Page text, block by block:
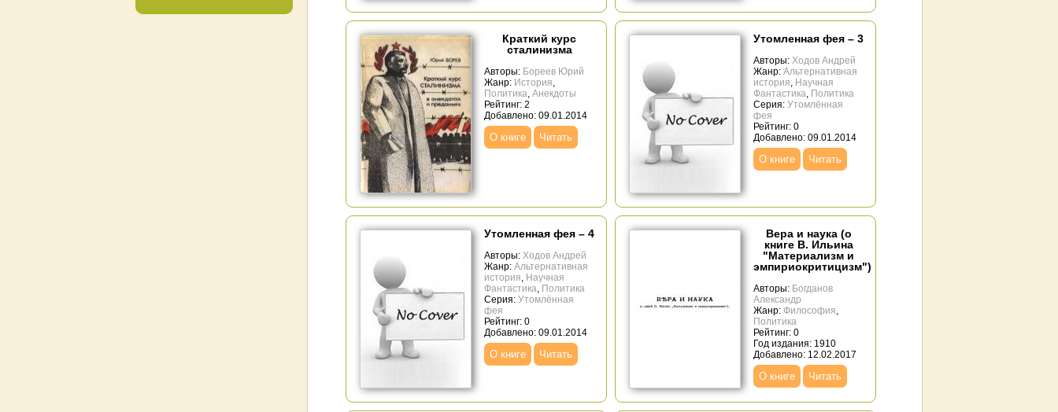
Краткий курс
сталинизма
Авторы: Бореев Юрий
Жанр: История,
Политика, Анекдоты
Рейтинг: 2
Добавлено: 09.01.2014
О книге Читать
Утомленная фея – 3
Авторы: Ходов Андрей
Жанр: Альтернативная
история, Научная
Фантастика, Политика
Серия: Утомлённая
фея
Рейтинг: 0
Добавлено: 09.01.2014
О книге Читать
Утомленная фея – 4
Авторы: Ходов Андрей
Жанр: Альтернативная
история, Научная
Фантастика, Политика
Серия: Утомлённая
фея
Рейтинг: 0
Добавлено: 09.01.2014
О книге Читать
Вера и наука (о
книге В. Ильина
"Материализм и
эмпириокритицизм")
Авторы: Богданов
Александр
Жанр: Философия,
Политика
Рейтинг: 0
Год издания: 1910
Добавлено: 12.02.2017
О книге Читать